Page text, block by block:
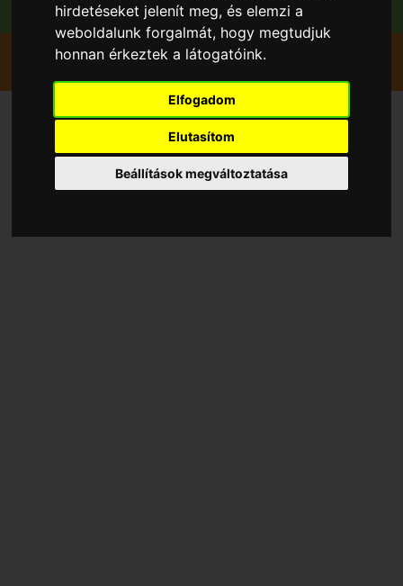
hirdetéseket jelenít meg, és elemzi a
weboldalunk forgalmát, hogy megtudjuk
honnan érkeztek a látogatóink.
Elfogadom
Elutasítom
Beállítások megváltoztatása
Szedd magad Levendula
Balatonalmádi
Szedd magad Levendula,
Balatonalmádi településen